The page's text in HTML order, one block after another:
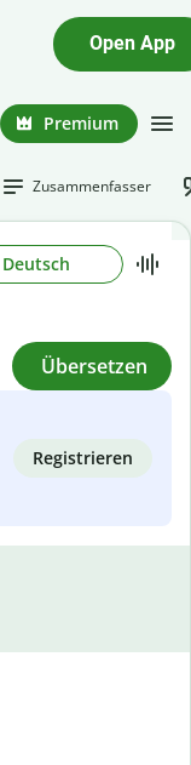
Open App
Premium
Zusammenfasser
Deutsch
Übersetzen
Registrieren